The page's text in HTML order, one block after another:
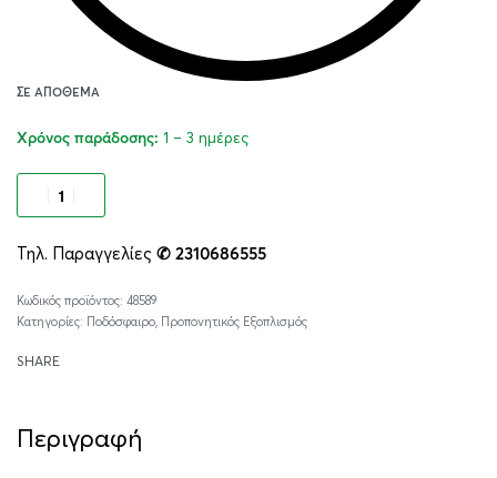
ΣΕ ΑΠΌΘΕΜΑ
Χρόνος παράδοσης: 1 – 3 ημέρες
Τηλ. Παραγγελίες ✆ 2310686555
48589
Κατηγορίες: Ποδόσφαιρο, Προπονητικός Εξοπλισμός
SHARE
Περιγραφή